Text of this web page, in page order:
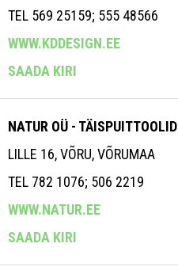
TEL 569 25159; 555 48566
WWW.KDDESIGN.EE
SAADA KIRI
NATUR OÜ - TÄISPUITTOOLID
LILLE 16, VÕRU, VÕRUMAA
TEL 782 1076; 506 2219
WWW.NATUR.EE
SAADA KIRI